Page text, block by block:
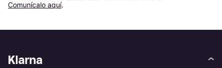
Comunícalo aquí.
Klarna